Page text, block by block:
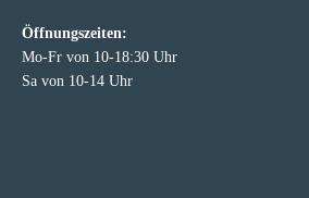
Öffnungszeiten:
Mo-Fr von 10-18:30 Uhr
Sa von 10-14 Uhr